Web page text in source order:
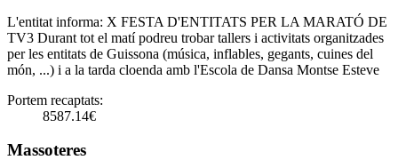
L'entitat informa: X FESTA D'ENTITATS PER LA MARATÓ DE
TV3 Durant tot el matí podreu trobar tallers i activitats organitzades
per les entitats de Guissona (música, inflables, gegants, cuines del
món, ...) i a la tarda cloenda amb l'Escola de Dansa Montse Esteve
Portem recaptats:
8587.14€
Massoteres